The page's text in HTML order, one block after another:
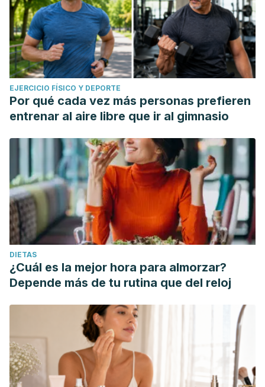
EJERCICIO FÍSICO Y DEPORTE
Por qué cada vez más personas prefieren
entrenar al aire libre que ir al gimnasio
DIETAS
¿Cuál es la mejor hora para almorzar?
Depende más de tu rutina que del reloj